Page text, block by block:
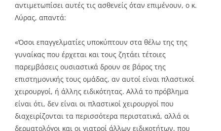
αντιμετωπίσει αυτές τις ασθενείς όταν επιμένουν, ο κ.
Λύρας, απαντά:
«Όσοι επαγγελματίες υποκύπτουν στα θέλω της της
γυναίκας που έρχεται και τους ζητάει τέτοιες
παρεμβάσεις ουσιαστικά δρουν σε βάρος της
επιστημονικής τους ομάδας, αν αυτοί είναι πλαστικοί
χειρουργοί, ή άλλης ειδικότητας. Αλλά το πρόβλημα
είναι ότι, δεν είναι οι πλαστικοί χειρουργοί που
διαχειρίζονται τα περισσότερα περιστατικά, αλλά οι
δερματολόγοι και οι γιατροί άλλων ειδικοτήτων, που